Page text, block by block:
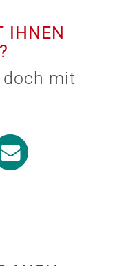
IHNEN
doch mit